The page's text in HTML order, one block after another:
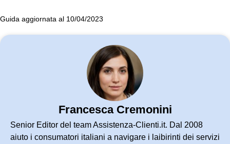
Guida aggiornata al 10/04/2023
Francesca Cremonini
Senior Editor del team Assistenza-Clienti.it. Dal 2008
aiuto i consumatori italiani a navigare i laibirinti dei servizi